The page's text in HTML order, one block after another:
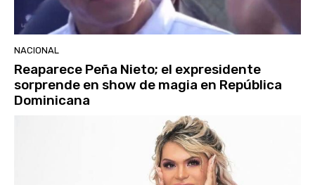
NACIONAL
Reaparece Peña Nieto; el expresidente
sorprende en show de magia en República
Dominicana